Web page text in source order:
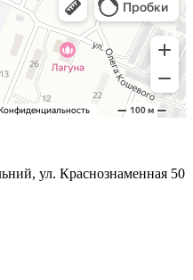
ул. Краснознаменная 50